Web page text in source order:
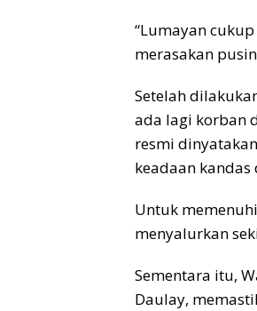
“Lumayan
merasakan
Setelah
ada lagi korban
resmi
keadaan
Untuk
menyalurkan
Sementara itu,
Daulay,